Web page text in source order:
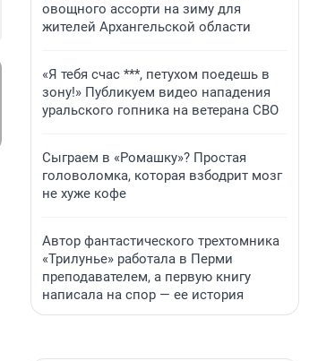
овощного ассорти на зиму для
жителей Архангельской области
«Я тебя счас ***, петухом поедешь в
зону!» Публикуем видео нападения
уральского гопника на ветерана СВО
Сыграем в «Ромашку»? Простая
головоломка, которая взбодрит мозг
не хуже кофе
Автор фантастического трехтомника
«Трилунье» работала в Перми
преподавателем, а первую книгу
написала на спор — ее история